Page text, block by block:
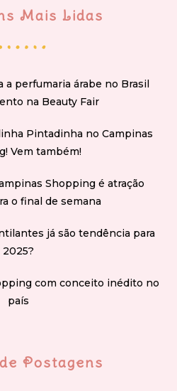
Mais Lidas
a perfumaria árabe no Brasil
na Beauty Fair
Pintadinha no Campinas
Vem também!
Shopping é atração
o final de semana
já são tendência para
2025?
com conceito inédito no
país
Postagens